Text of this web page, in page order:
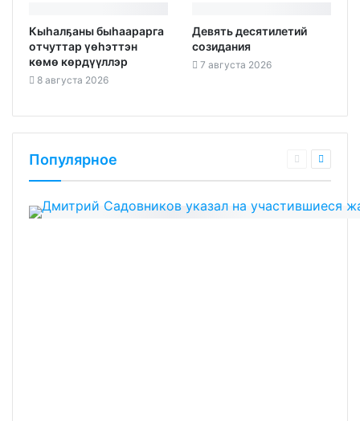
Кыһалҕаны быһаарарга
отчуттар үөһэттэн
көмө көрдүүллэр
8 августа 2026
Девять десятилетий
созидания
7 августа 2026
Популярное